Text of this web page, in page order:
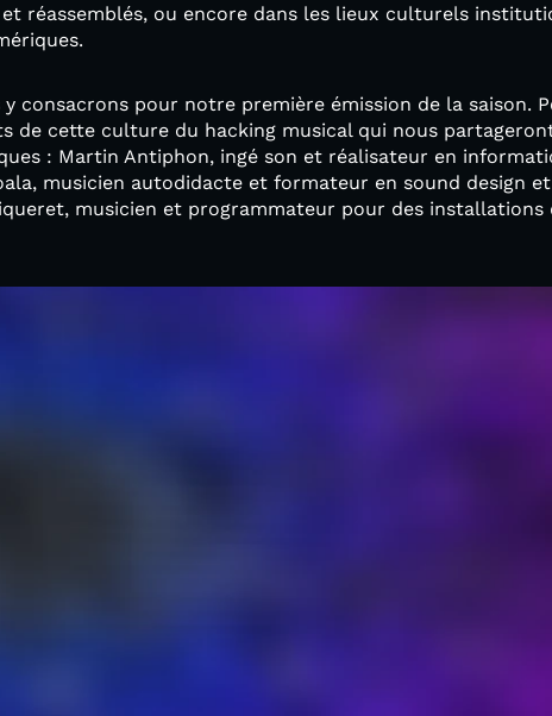
et réassemblés, ou encore dans les lieux culturels
y consacrons pour notre première émission de la saison.
de cette culture du hacking musical qui nous
: Martin Antiphon, ingé son et réalisateur en
musicien autodidacte et formateur en sound design
musicien et programmateur pour des installations